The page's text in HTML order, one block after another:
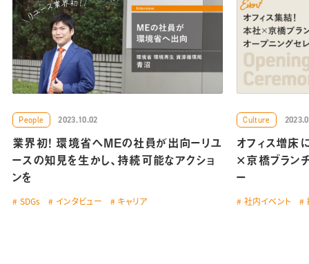
People 2023.10.02
業界初！ 環境省へMEの社員が出向ーリユ
ースの知見を生かし、持続可能なアクショ
ンを
SDGs インタビュー キャリア
Culture
オフィス増床
×京橋ブラン
ー
社内イベント